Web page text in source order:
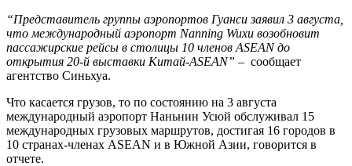
“Представитель группы аэропортов Гуанси заявил 3 августа,
что международный аэропорт Nanning Wuxu возобновит
пассажирские рейсы в столицы 10 членов ASEAN до
открытия 20-й выставки Китай-ASEAN” – сообщает
агентство Синьхуа.
Что касается грузов, то по состоянию на 3 августа
международный аэропорт Наньнин Усюй обслуживал 15
международных грузовых маршрутов, достигая 16 городов в
10 странах-членах ASEAN и в Южной Азии, говорится в
отчете.